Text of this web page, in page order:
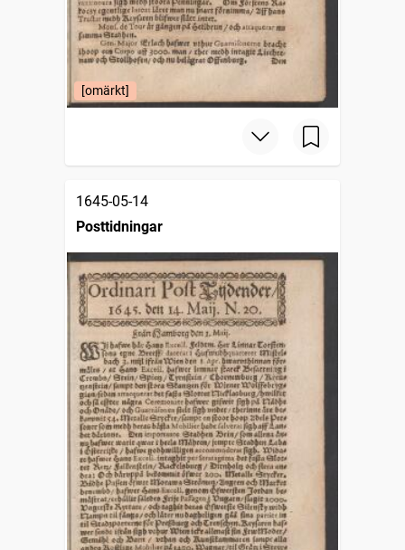
[omärkt]
1645-05-14
Posttidningar